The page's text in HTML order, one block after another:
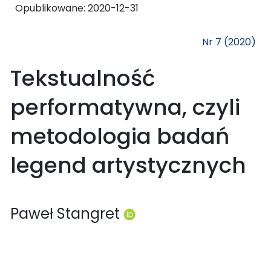
Opublikowane: 2020-12-31
Nr 7 (2020)
Tekstualność
performatywna, czyli
metodologia badań
legend artystycznych
Paweł Stangret